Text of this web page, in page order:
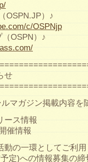
OSPN.JP）♪
c/OSPNjp
OSPN）♪
せ
マガジン掲載内容を
ース情報
催情報
動の一環としてご利
定)への情報募集の